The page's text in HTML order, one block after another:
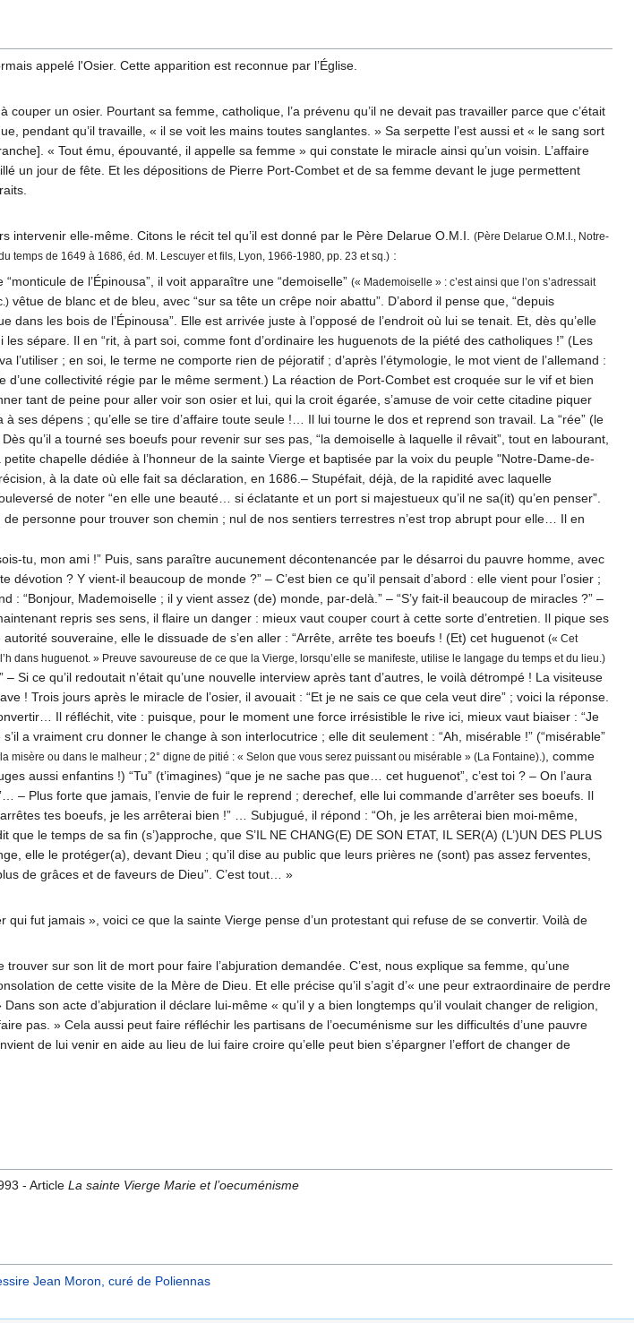
appelé l'Osier. Cette apparition est reconnue par l’Église.
un osier. Pourtant sa femme, catholique, l’a prévenu qu’il ne devait pas travailler parce que c’était
pendant qu’il travaille, « il se voit les mains toutes sanglantes. » Sa serpette l’est aussi et « le sang sort
« Tout ému, épouvanté, il appelle sa femme » qui constate le miracle ainsi qu’un voisin. L’affaire
un jour de fête. Et les dépositions de Pierre Port-Combet et de sa femme devant le juge permettent
elle-même. Citons le récit tel qu’il est donné par le Père Delarue O.M.I.
(Père Delarue O.M.I., Notre-
temps de 1649 à 1686, éd. M. Lescuyer et fils, Lyon, 1966-1980, pp. 23 et sq.) :
de l’Épinousa”, il voit apparaître une “demoiselle”(« Mademoiselle » : c’est ainsi que l’on s’adressait
vêtue de blanc et de bleu, avec “sur sa tête un crêpe noir abattu”. D’abord il pense que, “depuis
dans les bois de l’Épinousa”. Elle est arrivée juste à l’opposé de l’endroit où lui se tenait. Et, dès qu’elle
sépare. Il en “rit, à part soi, comme font d’ordinaire les huguenots de la piété des catholiques !” (Les
l’utiliser ; en soi, le terme ne comporte rien de péjoratif ; d’après l’étymologie, le mot vient de l’allemand :
d’une collectivité régie par le même serment.) La réaction de Port-Combet est croquée sur le vif et bien
tant de peine pour aller voir son osier et lui, qui la croit égarée, s’amuse de voir cette citadine piquer
ses dépens ; qu’elle se tire d’affaire toute seule !… Il lui tourne le dos et reprend son travail. La “rée” (le
qu’il a tourné ses boeufs pour revenir sur ses pas, “la demoiselle à laquelle il rêvait”, tout en labourant,
chapelle dédiée à l’honneur de la sainte Vierge et baptisée par la voix du peuple "Notre-Dame-de-
à la date où elle fait sa déclaration, en 1686.– Stupéfait, déjà, de la rapidité avec laquelle
de noter “en elle une beauté… si éclatante et un port si majestueux qu’il ne sa(it) qu’en penser”.
personne pour trouver son chemin ; nul de nos sentiers terrestres n’est trop abrupt pour elle… Il en
tu, mon ami !” Puis, sans paraître aucunement décontenancée par le désarroi du pauvre homme, avec
? Y vient-il beaucoup de monde ?” – C’est bien ce qu’il pensait d’abord : elle vient pour l’osier ;
: “Bonjour, Mademoiselle ; il y vient assez (de) monde, par-delà.” – “S’y fait-il beaucoup de miracles ?” –
repris ses sens, il flaire un danger : mieux vaut couper court à cette sorte d’entretien. Il pique ses
souveraine, elle le dissuade de s’en aller : “Arrête, arrête tes boeufs ! (Et) cet huguenot(« Cet
dans huguenot. » Preuve savoureuse de ce que la Vierge, lorsqu’elle se manifeste, utilise le langage du temps et du lieu.)
Si ce qu’il redoutait n’était qu’une nouvelle interview après tant d’autres, le voilà détrompé ! La visiteuse
! Trois jours après le miracle de l’osier, il avouait : “Et je ne sais ce que cela veut dire” ; voici la réponse.
Il réfléchit, vite : puisque, pour le moment une force irrésistible le rive ici, mieux vaut biaiser : “Je
a vraiment cru donner le change à son interlocutrice ; elle dit seulement : “Ah, misérable !” (“misérable”
misère ou dans le malheur ; 2° digne de pitié : « Selon que vous serez puissant ou misérable » (La Fontaine).), comme
aussi enfantins !) “Tu” (t’imagines) “que je ne sache pas que… cet huguenot”, c’est toi ? – On l’aura
– Plus forte que jamais, l’envie de fuir le reprend ; derechef, elle lui commande d’arrêter ses boeufs. Il
tes boeufs, je les arrêterai bien !” … Subjugué, il répond : “Oh, je les arrêterai bien moi-même,
le temps de sa fin (s’)approche, que S’IL NE CHANG(E) DE SON ETAT, IL SER(A) (L’)UN DES PLUS
elle le protéger(a), devant Dieu ; qu’il dise au public que leurs prières ne (sont) pas assez ferventes,
de grâces et de faveurs de Dieu”. C’est tout… »
qui fut jamais », voici ce que la sainte Vierge pense d’un protestant qui refuse de se convertir. Voilà de
sur son lit de mort pour faire l’abjuration demandée. C’est, nous explique sa femme, qu’une
de cette visite de la Mère de Dieu. Et elle précise qu’il s’agit d’« une peur extraordinaire de perdre
son acte d’abjuration il déclare lui-même « qu’il y a bien longtemps qu’il voulait changer de religion,
pas. » Cela aussi peut faire réfléchir les partisans de l’oecuménisme sur les difficultés d’une pauvre
de lui venir en aide au lieu de lui faire croire qu’elle peut bien s’épargner l’effort de changer de
- Article La sainte Vierge Marie et l’oecuménisme
Jean Moron, curé de Poliennas